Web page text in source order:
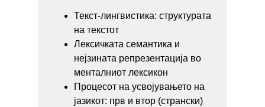
Текст-лингвистика: структурата
на текстот
Лексичката семантика и
нејзината репрезентација во
менталниот лексикон
Процесот на усвојувањето на
јазикот: прв и втор (странски)